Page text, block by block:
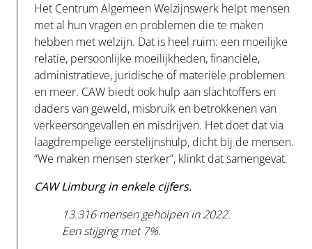
Het Centrum Algemeen Welzijnswerk helpt mensen
met al hun vragen en problemen die te maken
hebben met welzijn. Dat is heel ruim: een moeilijke
relatie, persoonlijke moeilijkheden, financiële,
administratieve, juridische of materiële problemen
en meer. CAW biedt ook hulp aan slachtoffers en
daders van geweld, misbruik en betrokkenen van
verkeersongevallen en misdrijven. Het doet dat via
laagdrempelige eerstelijnshulp, dicht bij de mensen.
“We maken mensen sterker”, klinkt dat samengevat.
CAW Limburg in enkele cijfers.
13.316 mensen geholpen in 2022.
Een stijging met 7%.